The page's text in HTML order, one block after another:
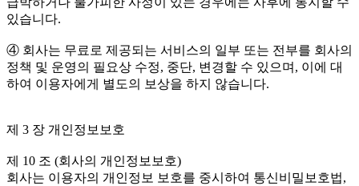
있습니다.
④ 회사는 무료로 제공되는 서비스의 일부 또는 전부를 회사의
정책 및 운영의 필요상 수정, 중단, 변경할 수 있으며, 이에 대
하여 이용자에게 별도의 보상을 하지 않습니다.
제 3 장 개인정보보호
제 10 조 (회사의 개인정보보호)
회사는 이용자의 개인정보 보호를 중시하여 통신비밀보호법,